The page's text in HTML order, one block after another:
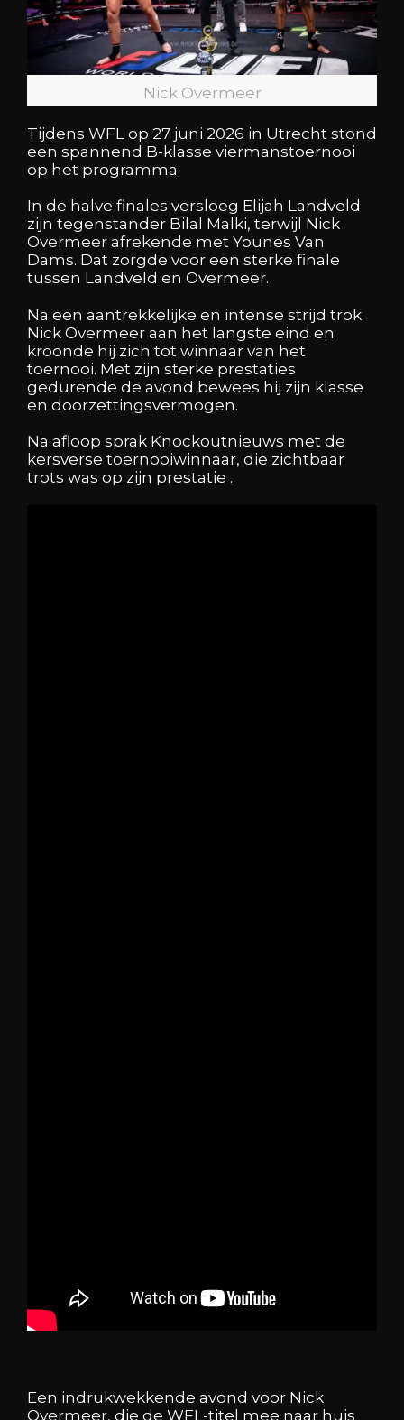
Nick Overmeer
Tijdens WFL op 27 juni 2026 in Utrecht stond
een spannend B-klasse viermanstoernooi
op het programma.
In de halve finales versloeg Elijah Landveld
zijn tegenstander Bilal Malki, terwijl Nick
Overmeer afrekende met Younes Van
Dams. Dat zorgde voor een sterke finale
tussen Landveld en Overmeer.
Na een aantrekkelijke en intense strijd trok
Nick Overmeer aan het langste eind en
kroonde hij zich tot winnaar van het
toernooi. Met zijn sterke prestaties
gedurende de avond bewees hij zijn klasse
en doorzettingsvermogen.
Na afloop sprak Knockoutnieuws met de
kersverse toernooiwinnaar, die zichtbaar
trots was op zijn prestatie .
Een indrukwekkende avond voor Nick
Overmeer, die de WFL-titel mee naar huis